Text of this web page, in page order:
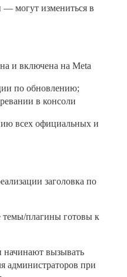
— могут измениться в
и включена на Meta
по обновлению;
в консоли
всех официальных и
заголовка по
плагины готовы к
начинают вызывать
администраторов при